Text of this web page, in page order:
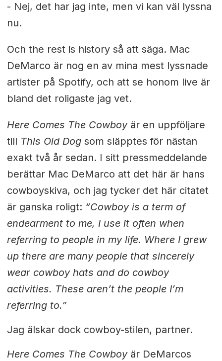
- Nej, det har jag inte, men vi kan väl lyssna
nu.
Och the rest is history så att säga. Mac
DeMarco är nog en av mina mest lyssnade
artister på Spotify, och att se honom live är
bland det roligaste jag vet.
Here Comes The Cowboyär en uppföljare
till This Old Dog som släpptes för nästan
exakt två år sedan. I sitt pressmeddelande
berättar Mac DeMarco att det här är hans
cowboyskiva, och jag tycker det här citatet
är ganska roligt: “Cowboy is a term of
endearment to me, I use it often when
referring to people in my life. Where I grew
up there are many people that sincerely
wear cowboy hats and do cowboy
activities. These aren’t the people I’m
referring to.”
Jag älskar dock cowboy-stilen, partner.
Here Comes The Cowboyär DeMarcos